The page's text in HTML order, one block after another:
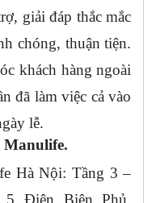
giải đáp thắc mắc
chóng, thuận tiện.
khách hàng ngoài
đã làm việc cả vào
lễ.
Manulife.
Hà Nội: Tầng 3 –
Điện Biên Phủ,